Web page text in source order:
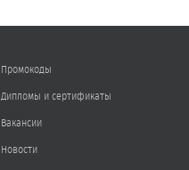
Промокоды
Дипломы и сертификаты
Вакансии
Новости